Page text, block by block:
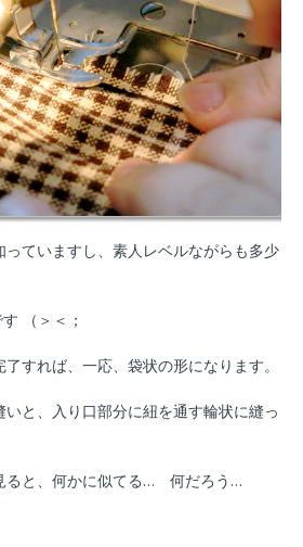
ていますし、素人レベルながらも多少
（＞＜；
すれば、一応、袋状の形になります。
と、入り口部分に紐を通す輪状に縫っ
ると、何かに似てる… 何だろう…